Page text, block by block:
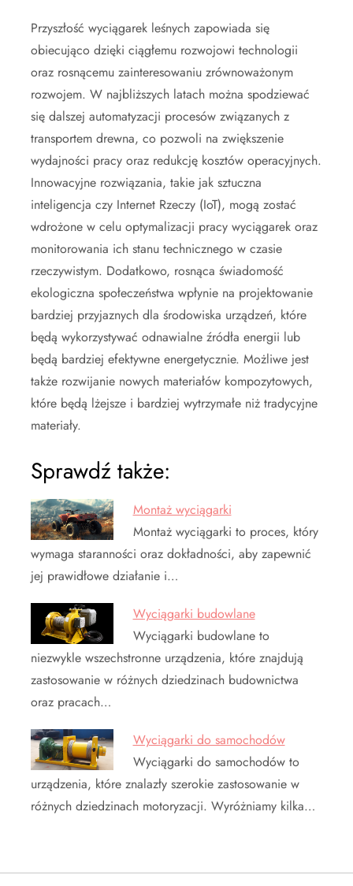
Przyszłość wyciągarek leśnych zapowiada się
obiecująco dzięki ciągłemu rozwojowi technologii
oraz rosnącemu zainteresowaniu zrównoważonym
rozwojem. W najbliższych latach można spodziewać
się dalszej automatyzacji procesów związanych z
transportem drewna, co pozwoli na zwiększenie
wydajności pracy oraz redukcję kosztów operacyjnych.
Innowacyjne rozwiązania, takie jak sztuczna
inteligencja czy Internet Rzeczy (IoT), mogą zostać
wdrożone w celu optymalizacji pracy wyciągarek oraz
monitorowania ich stanu technicznego w czasie
rzeczywistym. Dodatkowo, rosnąca świadomość
ekologiczna społeczeństwa wpłynie na projektowanie
bardziej przyjaznych dla środowiska urządzeń, które
będą wykorzystywać odnawialne źródła energii lub
będą bardziej efektywne energetycznie. Możliwe jest
także rozwijanie nowych materiałów kompozytowych,
które będą lżejsze i bardziej wytrzymałe niż tradycyjne
materiały.
Sprawdź także:
Montaż wyciągarki
Montaż wyciągarki to proces, który
wymaga staranności oraz dokładności, aby zapewnić
jej prawidłowe działanie i…
Wyciągarki budowlane
Wyciągarki budowlane to
niezwykle wszechstronne urządzenia, które znajdują
zastosowanie w różnych dziedzinach budownictwa
oraz pracach…
Wyciągarki do samochodów
Wyciągarki do samochodów to
urządzenia, które znalazły szerokie zastosowanie w
różnych dziedzinach motoryzacji. Wyróżniamy kilka…